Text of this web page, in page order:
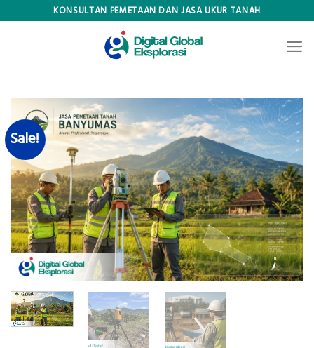
KONSULTAN PEMETAAN DAN JASA UKUR TANAH
Sale!